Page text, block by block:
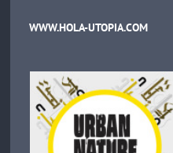
WWW.HOLA-UTOPIA.COM